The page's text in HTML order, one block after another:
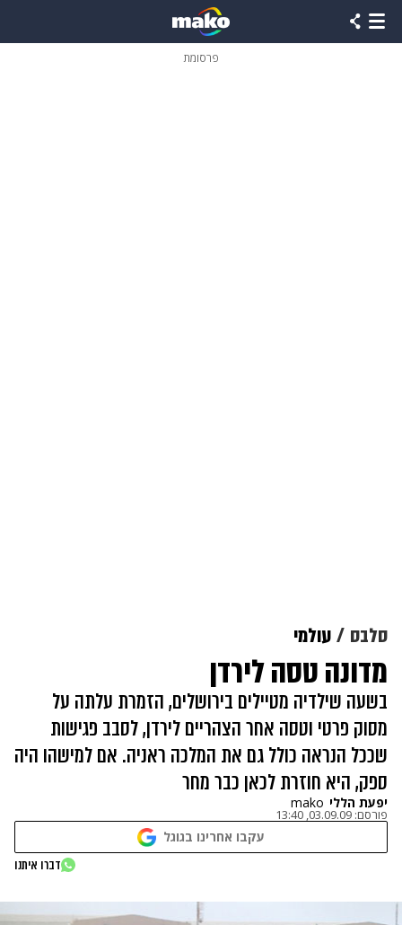
פרסומת
סלבס עולמי
מדונה טסה לירדן
בשעה שילדיה מטיילים בירושלים, הזמרת עלתה על
מסוק פרטי וטסה אחר הצהריים לירדן, לסבב פגישות
שככל הנראה כולל גם את המלכה ראניה. אם למישהו היה
ספק, היא חוזרת לכאן כבר מחר
יפעת הללי mako
פורסם: 03.09.09, 13:40
עקבו אחרינו בגוגל
דברו איתנו